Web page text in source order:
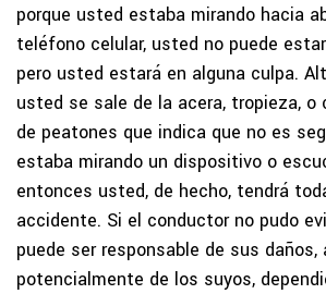
porque usted estaba mirando hacia
teléfono celular, usted no puede
pero usted estará en alguna culpa.
usted se sale de la acera, tropieza, o
de peatones que indica que no es
estaba mirando un dispositivo o
entonces usted, de hecho, tendrá
accidente. Si el conductor no pudo
puede ser responsable de sus daños,
potencialmente de los suyos,